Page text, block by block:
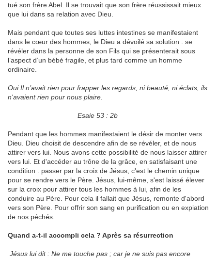
tué son frère Abel. Il se trouvait que son frère réussissait mieux
que lui dans sa relation avec Dieu.
Mais pendant que toutes ses luttes intestines se manifestaient
dans le cœur des hommes, le Dieu a dévoilé sa solution : se
révéler dans la personne de son Fils qui se présenterait sous
l’aspect d’un bébé fragile, et plus tard comme un homme
ordinaire.
Oui Il n’avait rien pour frapper les regards, ni beauté, ni éclats, ils
n'avaient rien pour nous plaire.
Esaie 53 : 2b
Pendant que les hommes manifestaient le désir de monter vers
Dieu. Dieu choisit de descendre afin de se révéler, et de nous
attirer vers lui. Nous avons cette possibilité de nous laisser attirer
vers lui. Et d'accéder au trône de la grâce, en satisfaisant une
condition : passer par la croix de Jésus, c'est le chemin unique
pour se rendre vers le Père. Jésus, lui-même, s'est laissé élever
sur la croix pour attirer tous les hommes à lui, afin de les
conduire au Père. Pour cela il fallait que Jésus, remonte d'abord
vers son Père. Pour offrir son sang en purification ou en expiation
de nos péchés.
Quand a-t-il accompli cela ? Après sa résurrection
Jésus lui dit : Ne me touche pas ; car je ne suis pas encore